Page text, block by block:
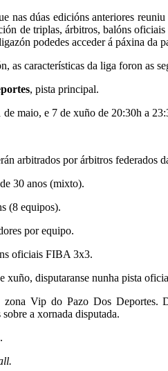
nas dúas edicións anteriores
de triplas, árbitros, balóns
podedes acceder á páxina da
as características da liga foron as
, pista principal.
de maio, e 7 de xuño de 20:30h a
arbitrados por árbitros federados
30 anos (mixto).
(8 equipos).
por equipo.
oficiais FIBA 3x3.
xuño, disputaranse nunha pista
Vip do Pazo Dos Deportes.
a xornada disputada.